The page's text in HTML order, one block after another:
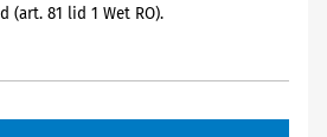
(art. 81 lid 1 Wet RO).